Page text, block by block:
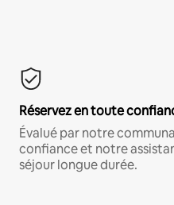
Réservez en toute
Évalué par notre
confiance et notre
séjour longue durée.